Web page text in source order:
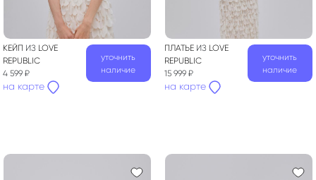
КЕЙП ИЗ LOVE
REPUBLIC
4 599 ₽
на карте
уточнить
наличие
ПЛАТЬЕ ИЗ LOVE
REPUBLIC
15 999 ₽
на карте
уточнить
наличие